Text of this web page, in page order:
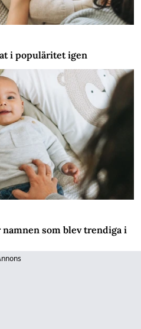
i populäritet igen
namnen som blev trendiga i